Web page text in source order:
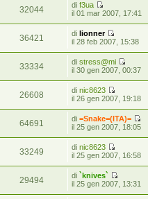
32044 dif3ua
il 01 mar 2007, 17:41
36421 dilionner
il 28 feb 2007, 15:38
33334 distress@mi
il 30 gen 2007, 00:37
26608 dinic8623
il 26 gen 2007, 19:18
64691 di=Snake=(ITA)=
il 25 gen 2007, 18:05
33249 dinic8623
il 25 gen 2007, 16:58
29494 di `knives`
il 25 gen 2007, 13:31